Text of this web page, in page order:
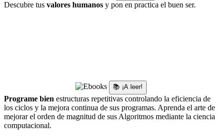
Descubre tus valores humanos y pon en practica el buen ser.
📚 ¡A leer!
Programe bien estructuras repetitivas controlando la eficiencia de
los ciclos y la mejora continua de sus programas. Aprenda el arte de
mejorar el orden de magnitud de sus Algoritmos mediante la ciencia
computacional.